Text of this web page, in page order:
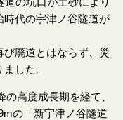
時代の宇津ノ谷隧道が
廃道とはならず、災
した。
高度成長期を経て、
の「新宇津ノ谷隧道